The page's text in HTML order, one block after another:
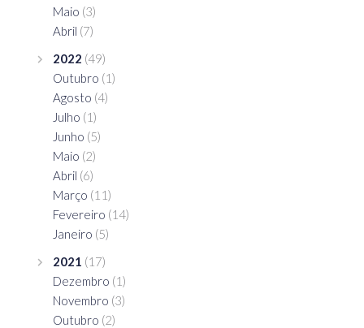
Maio (3)
Abril (7)
2022 (49)
Outubro (1)
Agosto (4)
Julho (1)
Junho (5)
Maio (2)
Abril (6)
Março (11)
Fevereiro (14)
Janeiro (5)
2021 (17)
Dezembro (1)
Novembro (3)
Outubro (2)